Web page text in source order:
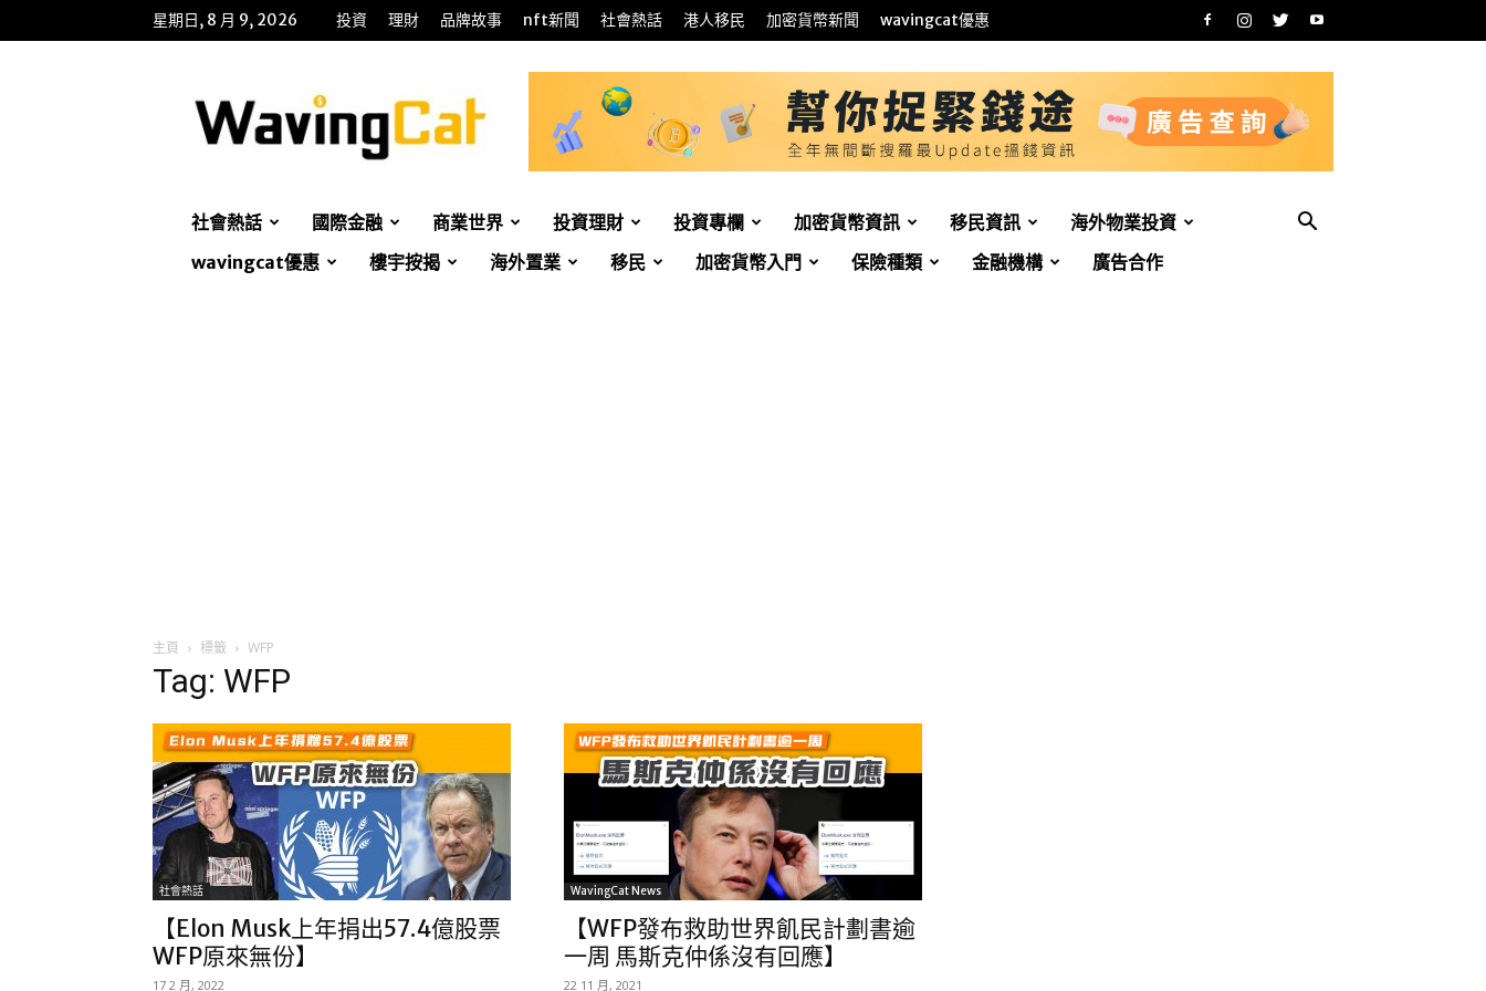
星期日, 8 月 9, 2026 投資 理財 品牌故事 nft新聞 社會熱話 港人移民 加密貨幣新聞 wavingcat優惠
招
財
貓
社會熱話 國際金融 商業世界 投資理財 投資專欄 加密貨幣資訊 移民資訊
海外物業投資
wavingcat優惠
樓宇按揭 海外置業 移民 加密貨幣入門 保險種類 金融機構 廣告合作
主頁 標籤 WFP
Tag: WFP
社會熱話
【Elon Musk上年捐出57.4億股票
WFP原來無份】
17 2 月, 2022
WavingCat News
【WFP發布救助世界飢民計劃書逾
一周 馬斯克仲係沒有回應】
22 11 月, 2021